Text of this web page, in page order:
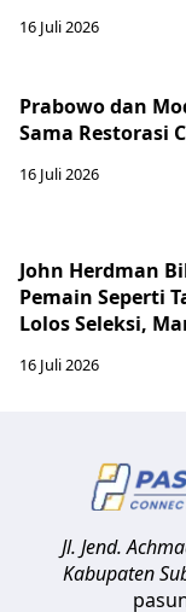
16 Juli 2026
Prabowo dan
Sama Restorasi
16 Juli 2026
John Herdman
Pemain Seperti
Lolos Seleksi,
16 Juli 2026
Jl. Jend.
Kabupaten